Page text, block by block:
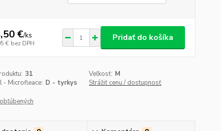
€/ks
€ bez DPH
Pridať do košíka
31 Veľkosť: M
- Microfleace: D - tyrkys Strážiť cenu / dostupnosť